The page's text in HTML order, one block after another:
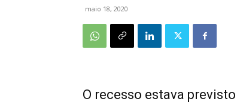
maio 18, 2020
O recesso estava